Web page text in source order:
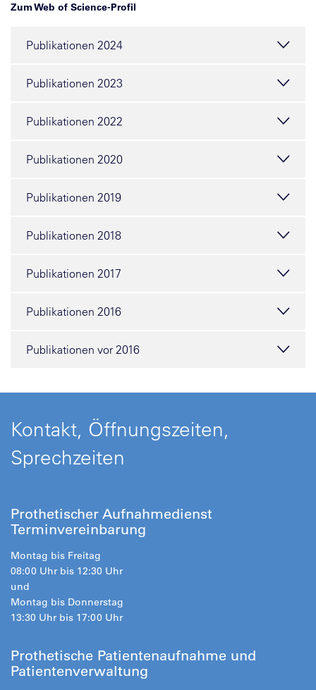
Zum Web of Science-Profil
Publikationen 2024
Publikationen 2023
Publikationen 2022
Publikationen 2020
Publikationen 2019
Publikationen 2018
Publikationen 2017
Publikationen 2016
Publikationen vor 2016
Kontakt, Öffnungszeiten,
Sprechzeiten
Prothetischer Aufnahmedienst
Terminvereinbarung
Montag bis Freitag
08:00 Uhr bis 12:30 Uhr
und
Montag bis Donnerstag
13:30 Uhr bis 17:00 Uhr
Prothetische Patientenaufnahme und
Patientenverwaltung